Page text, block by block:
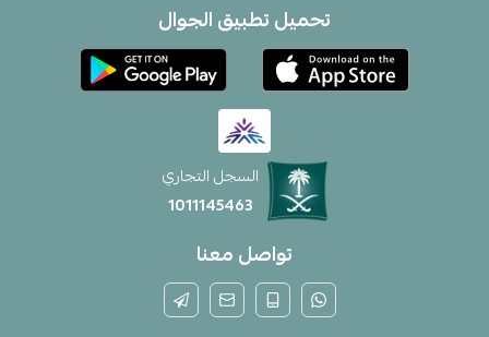
تحميل تطبيق الجوال
السجل التجاري
1011145463
تواصل معنا